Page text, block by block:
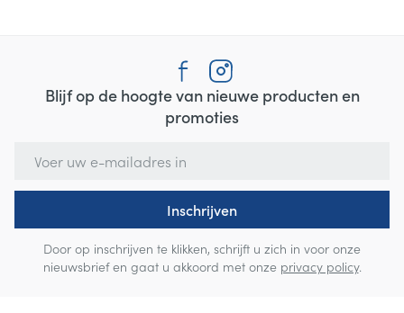
Blijf op de hoogte van nieuwe producten en
promoties
Inschrijven
Door op inschrijven te klikken, schrijft u zich in voor onze
nieuwsbrief en gaat u akkoord met onze privacy policy.